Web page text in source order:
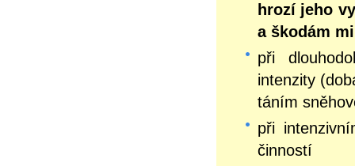
hrozí jeho
a škodám
při
intenzity
táním
při
činností